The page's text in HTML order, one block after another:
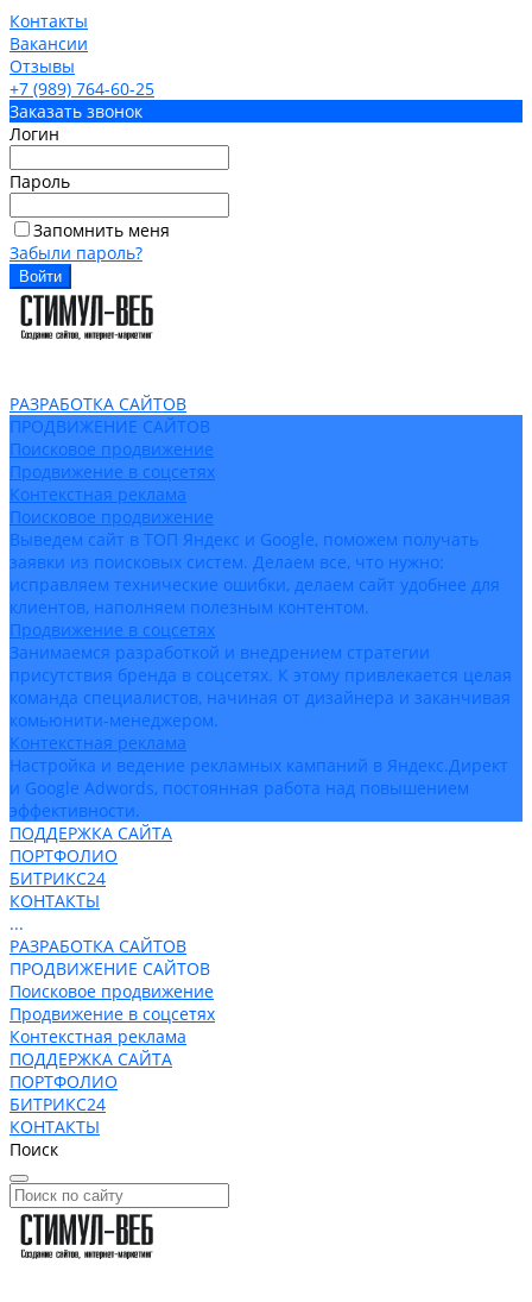
Контакты
Вакансии
Отзывы
+7 (989) 764-60-25
Заказать звонок
Логин
Пароль
Запомнить меня
Забыли пароль?
РАЗРАБОТКА САЙТОВ
ПРОДВИЖЕНИЕ САЙТОВ
Поисковое продвижение
Продвижение в соцсетях
Контекстная реклама
Поисковое продвижение
Выведем сайт в ТОП Яндекс и Google, поможем получать
заявки из поисковых систем. Делаем все, что нужно:
исправляем технические ошибки, делаем сайт удобнее для
клиентов, наполняем полезным контентом.
Продвижение в соцсетях
Занимаемся разработкой и внедрением стратегии
присутствия бренда в соцсетях. К этому привлекается целая
команда специалистов, начиная от дизайнера и заканчивая
комьюнити-менеджером.
Контекстная реклама
Настройка и ведение рекламных кампаний в Яндекс.Директ
и Google Adwords, постоянная работа над повышением
эффективности.
ПОДДЕРЖКА САЙТА
ПОРТФОЛИО
БИТРИКС24
КОНТАКТЫ
...
РАЗРАБОТКА САЙТОВ
ПРОДВИЖЕНИЕ САЙТОВ
Поисковое продвижение
Продвижение в соцсетях
Контекстная реклама
ПОДДЕРЖКА САЙТА
ПОРТФОЛИО
БИТРИКС24
КОНТАКТЫ
Поиск